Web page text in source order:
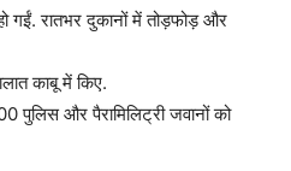
रातभर दुकानों में तोड़फोड़ और
काबू में किए.
और पैरामिलिट्री जवानों को